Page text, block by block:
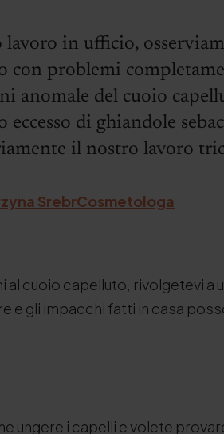
lavoro in ufficio,
con problemi
anomale del cuoio
eccesso di ghiandole
il nostro lavoro
SrebrCosmetologa
al cuoio capelluto, rivolgetevi a
e gli impacchi fatti in casa
ungere i capelli e volete